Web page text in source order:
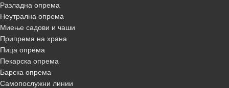
Разладна опрема
Неутрална опрема
Миење садови и чаши
Припрема на храна
Пица опрема
Пекарска опрема
Барска опрема
Самопослужни линии